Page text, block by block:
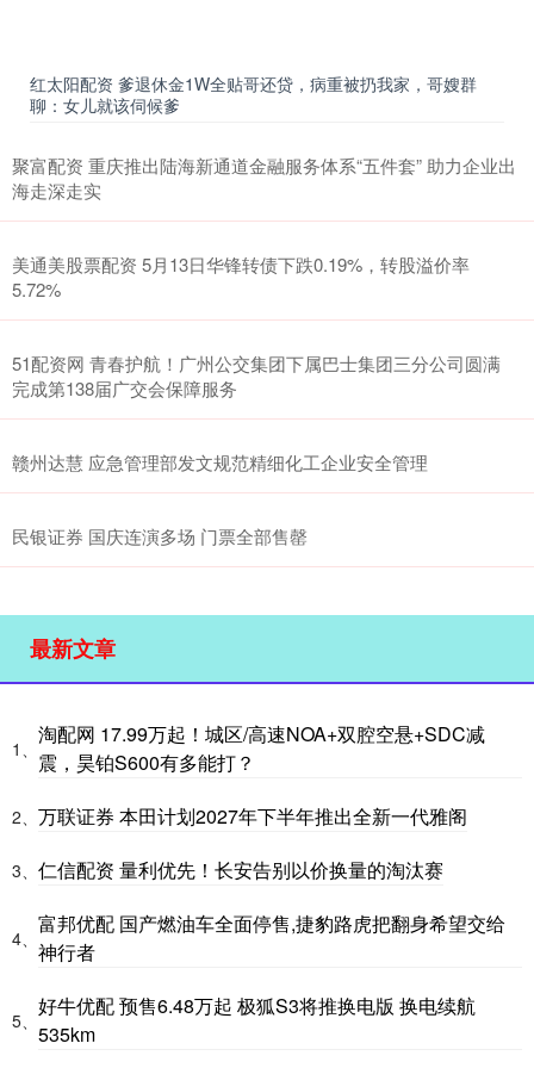
红太阳配资 爹退休金1W全贴哥还贷，病重被扔我家，哥嫂群
聊：女儿就该伺候爹
聚富配资 重庆推出陆海新通道金融服务体系“五件套” 助力企业出
海走深走实
美通美股票配资 5月13日华锋转债下跌0.19%，转股溢价率
5.72%
51配资网 青春护航！广州公交集团下属巴士集团三分公司圆满
完成第138届广交会保障服务
赣州达慧 应急管理部发文规范精细化工企业安全管理
民银证券 国庆连演多场 门票全部售罄
最新文章
1、
淘配网 17.99万起！城区/高速NOA+双腔空悬+SDC减
震，昊铂S600有多能打？
2、 万联证券 本田计划2027年下半年推出全新一代雅阁
3、 仁信配资 量利优先！长安告别以价换量的淘汰赛
4、
富邦优配 国产燃油车全面停售,捷豹路虎把翻身希望交给
神行者
5、
好牛优配 预售6.48万起 极狐S3将推换电版 换电续航
535km